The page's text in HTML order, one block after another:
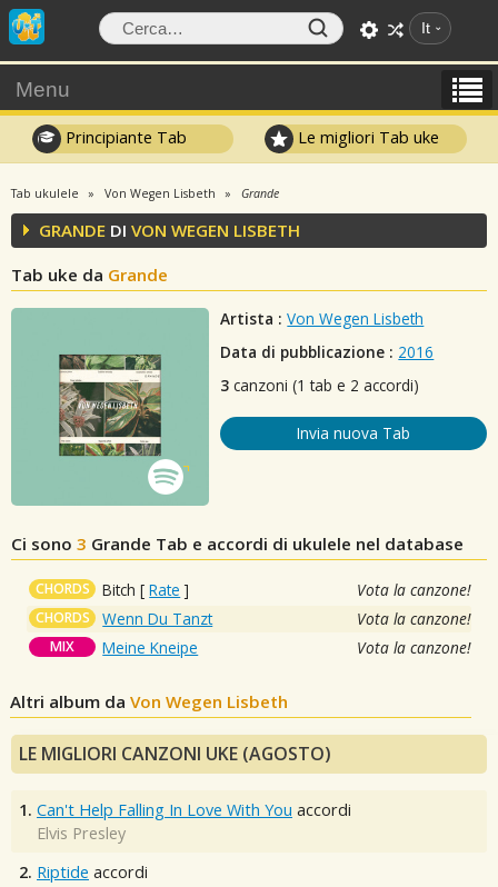
It
Menu
Principiante Tab Le migliori Tab uke
Tab ukulele Von Wegen Lisbeth Grande
GRANDE DI VON WEGEN LISBETH
Tab uke da Grande
Artista : Von Wegen Lisbeth
Data di pubblicazione : 2016
3 canzoni (1 tab e 2 accordi)
Invia nuova Tab
Ci sono 3 Grande Tab e accordi di ukulele nel database
CHORDS Bitch [Rate ] Vota la canzone!
CHORDS Wenn Du Tanzt Vota la canzone!
MIX Meine Kneipe Vota la canzone!
Altri album daVon Wegen Lisbeth
LE MIGLIORI CANZONI UKE (AGOSTO)
1. Can't Help Falling In Love With You accordi
Elvis Presley
2. Riptide accordi